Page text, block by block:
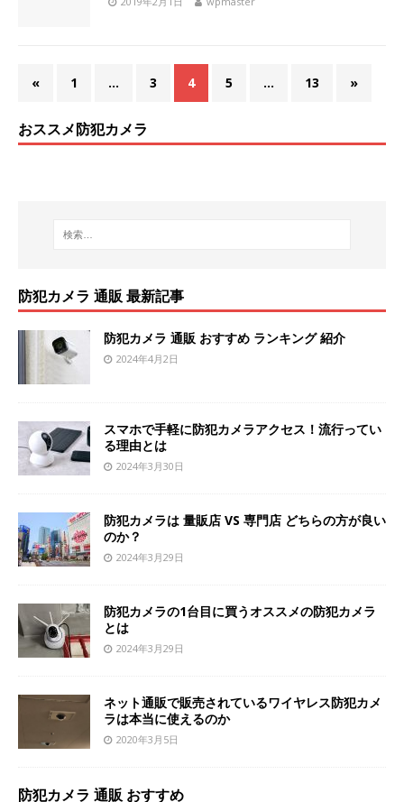
« 1 … 3 4 5 … 13 »
おススメ防犯カメラ
防犯カメラ 通販 最新記事
防犯カメラ 通販 おすすめ ランキング 紹介
2024年4月2日
スマホで手軽に防犯カメラアクセス！流行ってい
る理由とは
2024年3月30日
防犯カメラは 量販店 VS 専門店 どちらの方が良い
のか？
2024年3月29日
防犯カメラの1台目に買うオススメの防犯カメラ
とは
2024年3月29日
ネット通販で販売されているワイヤレス防犯カメ
ラは本当に使えるのか
2020年3月5日
防犯カメラ 通販 おすすめ